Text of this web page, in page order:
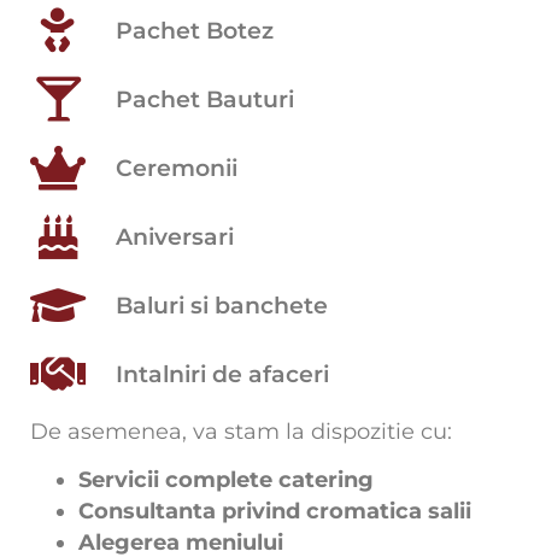
Pachet Botez
Pachet Bauturi
Ceremonii
Aniversari
Baluri si banchete
Intalniri de afaceri
De asemenea, va stam la dispozitie cu:
Servicii complete catering
Consultanta privind cromatica salii
Alegerea meniului